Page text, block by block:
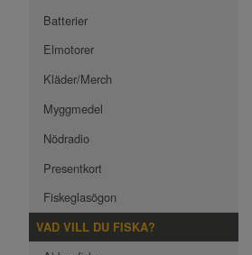
Batterier
Elmotorer
Kläder/Merch
Myggmedel
Nödradio
Presentkort
Fiskeglasögon
VAD VILL DU FISKA?